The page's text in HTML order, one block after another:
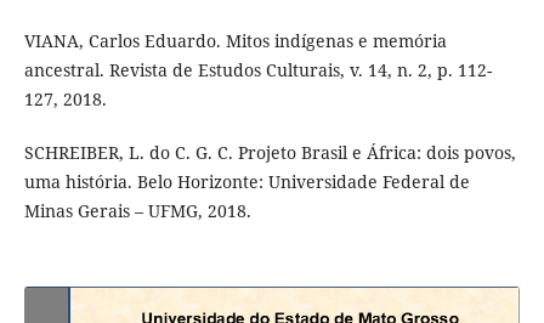
VIANA, Carlos Eduardo. Mitos indígenas e memória
ancestral. Revista de Estudos Culturais, v. 14, n. 2, p. 112-
127, 2018.
SCHREIBER, L. do C. G. C. Projeto Brasil e África: dois povos,
uma história. Belo Horizonte: Universidade Federal de
Minas Gerais – UFMG, 2018.